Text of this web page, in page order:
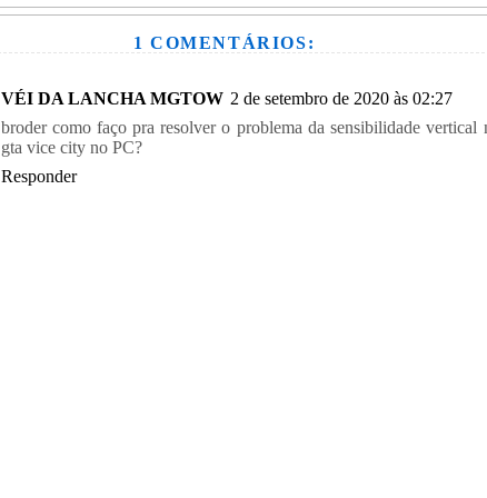
1 COMENTÁRIOS:
VÉI DA LANCHA MGTOW 2 de setembro de 2020 às 02:27
broder como faço pra resolver o problema da sensibilidade vertical
gta vice city no PC?
Responder